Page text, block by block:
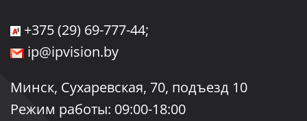
+375 (29) 69-777-44;
ip@ipvision.by
Минск, Сухаревская, 70, подъезд 10
Режим работы: 09:00-18:00